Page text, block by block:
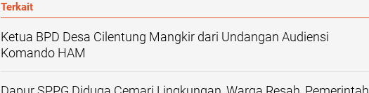
Terkait
Ketua BPD Desa Cilentung Mangkir dari Undangan Audiensi
Komando HAM